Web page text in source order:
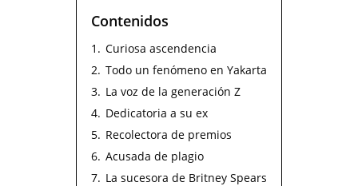
Contenidos
1. Curiosa ascendencia
2. Todo un fenómeno en Yakarta
3. La voz de la generación Z
4. Dedicatoria a su ex
5. Recolectora de premios
6. Acusada de plagio
7. La sucesora de Britney Spears